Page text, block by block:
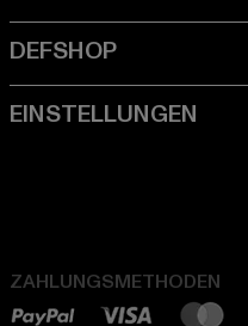
ZAHLUNGSMETHODEN